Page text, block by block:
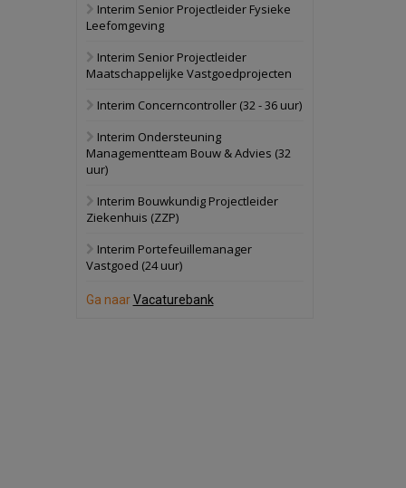
28 september 2026
Grootschalig
bedrijventerrein
Bekijk
Schuinesloot
27 augustus 2026 Binnenvaartschip
17 september 2026
17 september 2026
Voormalig
Interim Senior Projectleider Fysieke
Leefomgeving
Interim Senior Projectleider
Maatschappelijke Vastgoedprojecten
Interim Concerncontroller (32 - 36 uur)
Interim Ondersteuning
Managementteam Bouw & Advies (32
uur)
Interim Bouwkundig Projectleider
Ziekenhuis (ZZP)
Interim Portefeuillemanager
Vastgoed (24 uur)
Ga naarVacaturebank